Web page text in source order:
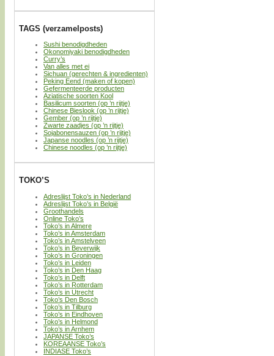
TAGS (verzamelposts)
Sushi benodigdheden
Okonomiyaki benodigdheden
Curry’s
Van alles met ei
Sichuan (gerechten & ingredienten)
Peking Eend (maken of kopen)
Gefermenteerde producten
Aziatische soorten Kool
Basilicum soorten (op ’n rijtje)
Chinese Bieslook (op ’n rijtje)
Gember (op ’n rijtje)
Zwarte zaadjes (op ’n rijtje)
Sojabonensauzen (op ’n rijtje)
Japanse noodles (op ’n rijtje)
Chinese noodles (op ’n rijtje)
TOKO’S
Adreslijst Toko’s in Nederland
Adreslijst Toko’s in België
Groothandels
Online Toko’s
Toko’s in Almere
Toko’s in Amsterdam
Toko’s in Amstelveen
Toko’s in Beverwijk
Toko’s in Groningen
Toko’s in Leiden
Toko’s in Den Haag
Toko’s in Delft
Toko’s in Rotterdam
Toko’s in Utrecht
Toko’s Den Bosch
Toko’s in Tilburg
Toko’s in Eindhoven
Toko’s in Helmond
Toko’s in Arnhem
JAPANSE Toko’s
KOREAANSE Toko’s
INDIASE Toko’s